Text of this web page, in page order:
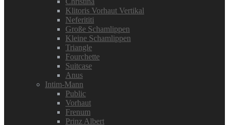
Klitoris Vorhaut Vertikal
Neferititi
Große Schamlippen
Kleine Schamlippen
Triangle
Fourchette
Suitcase
Anus
Intim-Mann
Public
Vorhaut
Frenum
Prinz Albert